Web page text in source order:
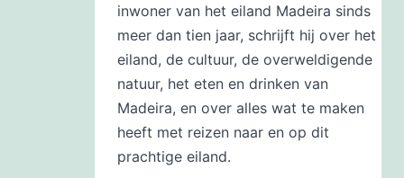
inwoner van het eiland Madeira sinds
meer dan tien jaar, schrijft hij over het
eiland, de cultuur, de overweldigende
natuur, het eten en drinken van
Madeira, en over alles wat te maken
heeft met reizen naar en op dit
prachtige eiland.